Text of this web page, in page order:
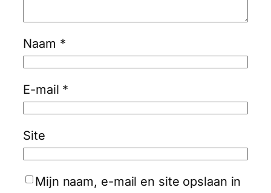
Naam *
E-mail *
Site
Mijn naam, e-mail en site opslaan in